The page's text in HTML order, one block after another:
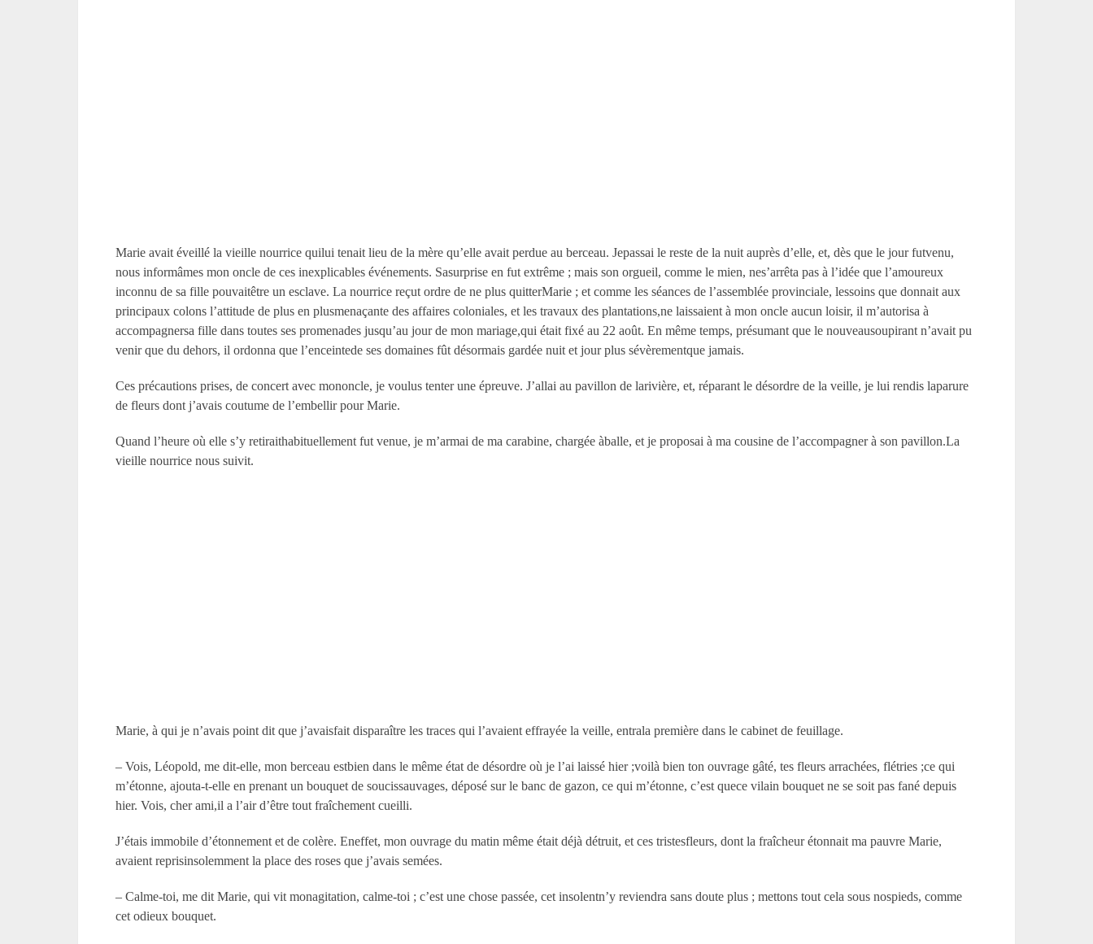
Marie avait éveillé la vieille nourrice quilui tenait lieu de la mère qu’elle avait perdue au berceau. Jepassai le reste de la nuit auprès d’elle, et, dès que le jour futvenu,
nous informâmes mon oncle de ces inexplicables événements. Sasurprise en fut extrême ; mais son orgueil, comme le mien, nes’arrêta pas à l’idée que l’amoureux
inconnu de sa fille pouvaitêtre un esclave. La nourrice reçut ordre de ne plus quitterMarie ; et comme les séances de l’assemblée provinciale, lessoins que donnait aux
principaux colons l’attitude de plus en plusmenaçante des affaires coloniales, et les travaux des plantations,ne laissaient à mon oncle aucun loisir, il m’autorisa à
accompagnersa fille dans toutes ses promenades jusqu’au jour de mon mariage,qui était fixé au 22 août. En même temps, présumant que le nouveausoupirant n’avait pu
venir que du dehors, il ordonna que l’enceintede ses domaines fût désormais gardée nuit et jour plus sévèrementque jamais.
Ces précautions prises, de concert avec mononcle, je voulus tenter une épreuve. J’allai au pavillon de larivière, et, réparant le désordre de la veille, je lui rendis laparure
de fleurs dont j’avais coutume de l’embellir pour Marie.
Quand l’heure où elle s’y retiraithabituellement fut venue, je m’armai de ma carabine, chargée àballe, et je proposai à ma cousine de l’accompagner à son pavillon.La
vieille nourrice nous suivit.
Marie, à qui je n’avais point dit que j’avaisfait disparaître les traces qui l’avaient effrayée la veille, entrala première dans le cabinet de feuillage.
– Vois, Léopold, me dit-elle, mon berceau estbien dans le même état de désordre où je l’ai laissé hier ;voilà bien ton ouvrage gâté, tes fleurs arrachées, flétries ;ce qui
m’étonne, ajouta-t-elle en prenant un bouquet de soucissauvages, déposé sur le banc de gazon, ce qui m’étonne, c’est quece vilain bouquet ne se soit pas fané depuis
hier. Vois, cher ami,il a l’air d’être tout fraîchement cueilli.
J’étais immobile d’étonnement et de colère. Eneffet, mon ouvrage du matin même était déjà détruit, et ces tristesfleurs, dont la fraîcheur étonnait ma pauvre Marie,
avaient reprisinsolemment la place des roses que j’avais semées.
– Calme-toi, me dit Marie, qui vit monagitation, calme-toi ; c’est une chose passée, cet insolentn’y reviendra sans doute plus ; mettons tout cela sous nospieds, comme
cet odieux bouquet.